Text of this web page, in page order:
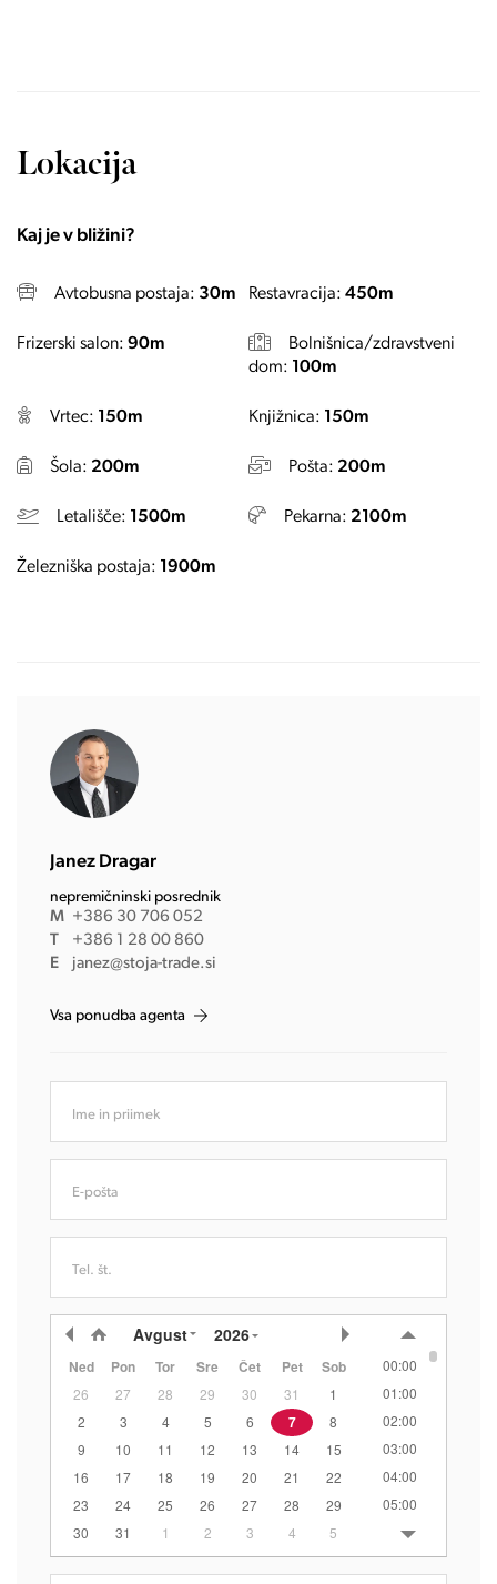
Lokacija
Kaj je v bližini?
Avtobusna postaja: 30m Restavracija: 450m
Frizerski salon: 90m
Bolnišnica/zdravstveni
dom: 100m
Vrtec: 150m Knjižnica: 150m
Šola: 200m Pošta: 200m
Letališče: 1500m Pekarna: 2100m
Železniška postaja: 1900m
Janez Dragar
nepremičninski posrednik
M +386 30 706 052
T
+386 1 28 00 860
E
janez@stoja-trade.si
Vsa ponudba agenta
Ime in priimek
E-pošta
Tel. št.
Avgust 2026
Ned Pon Tor Sre Čet Pet Sob
26 27 28 29 30 31
1
2
3 4 5 6 7
8
9
10 11 12 13 14
15
16
17 18 19 20 21
22
23
24 25 26 27 28
29
30
31 1 2 3 4 5
00:00
01:00
02:00
03:00
04:00
05:00
06:00
07:00